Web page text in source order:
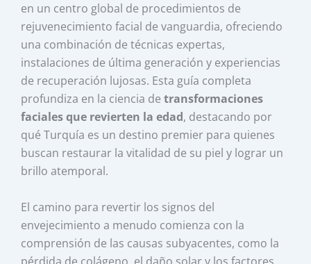
en un centro global de procedimientos de
rejuvenecimiento facial de vanguardia, ofreciendo
una combinación de técnicas expertas,
instalaciones de última generación y experiencias
de recuperación lujosas. Esta guía completa
profundiza en la ciencia detransformaciones
faciales que revierten la edad, destacando por
qué Turquía es un destino premier para quienes
buscan restaurar la vitalidad de su piel y lograr un
brillo atemporal.
El camino para revertir los signos del
envejecimiento a menudo comienza con la
comprensión de las causas subyacentes, como la